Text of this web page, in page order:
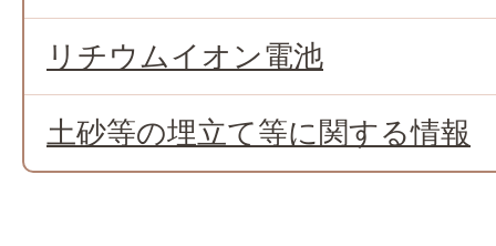
リチウムイオン電池
土砂等の埋立て等に関する情報